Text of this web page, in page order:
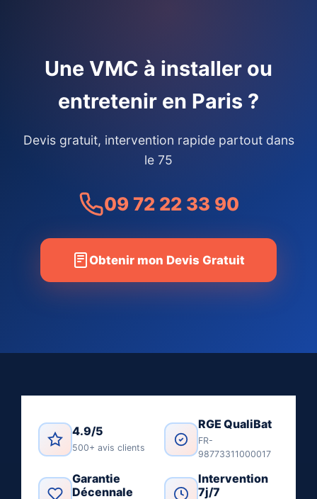
Une VMC à installer ou
entretenir en Paris ?
Devis gratuit, intervention rapide partout dans
le 75
09 72 22 33 90
Obtenir mon Devis Gratuit
4.9/5
500+ avis clients
RGE QualiBat
FR-
98773311000017
Garantie
Décennale
Intervention
7j/7